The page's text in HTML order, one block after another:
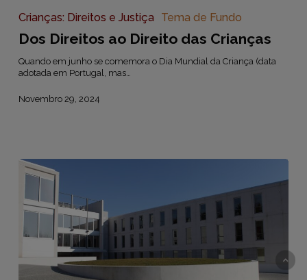
ao
das
Crianças: Direitos e Justiça Tema de Fundo
Dos Direitos ao Direito das Crianças
Quando em junho se comemora o Dia Mundial da Criança (data
adotada em Portugal, mas…
Novembro 29, 2024